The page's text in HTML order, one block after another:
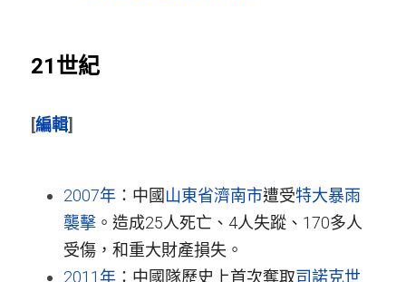
21世紀
[編輯]
2007年 ：中國 山東省濟南市遭受特大暴雨
襲擊 。造成25人死亡、4人失蹤、170多人
受傷，和重大財產損失。
2011年 ：中國隊歷史上首次奪取司諾克世